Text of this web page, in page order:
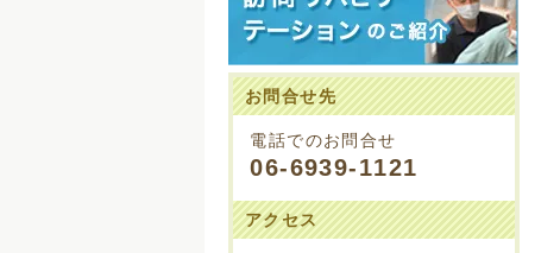
お問合せ先
電話でのお問合せ
06-6939-1121
アクセス